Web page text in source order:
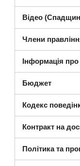
Відео
Члени
Інформація
Бюджет
Кодекс
Контракт на
Політика та